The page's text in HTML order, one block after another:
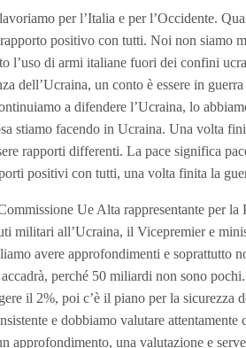
per l’Italia e per l’Occidente.
positivo con tutti. Noi non siamo
l’uso di armi italiane fuori dei confini
dell’Ucraina, un conto è essere in
a difendere l’Ucraina, lo
stiamo facendo in Ucraina. Una volta
rapporti differenti. La pace significa
positivi con tutti, una volta finita la
Ue Alta rappresentante per la
militari all’Ucraina, il Vicepremier e
avere approfondimenti e soprattutto
perché 50 miliardi non sono
il 2%, poi c’è il piano per la sicurezza
e dobbiamo valutare attentamente
approfondimento, una valutazione e